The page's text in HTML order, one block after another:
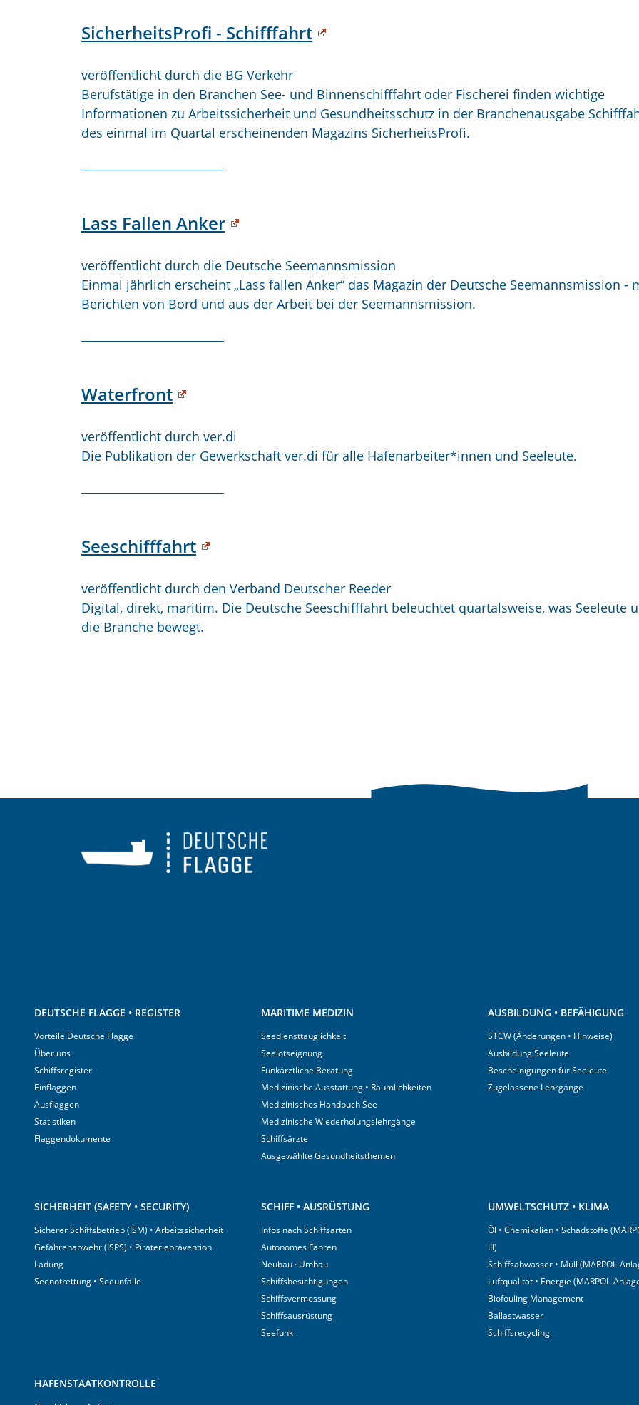
SicherheitsProfi - Schifffahrt
veröffentlicht durch die BG Verkehr
Berufstätige in den Branchen See- und Binnenschifffahrt oder Fischerei finden wichtige
Informationen zu Arbeitssicherheit und Gesundheitsschutz in der Branchenausgabe
des einmal im Quartal erscheinenden Magazins SicherheitsProfi.
Lass Fallen Anker
veröffentlicht durch die Deutsche Seemannsmission
Einmal jährlich erscheint „Lass fallen Anker“ das Magazin der Deutsche Seemannsmission -
Berichten von Bord und aus der Arbeit bei der Seemannsmission.
Waterfront
veröffentlicht durch ver.di
Die Publikation der Gewerkschaft ver.di für alle Hafenarbeiter*innen und Seeleute.
Seeschifffahrt
veröffentlicht durch den Verband Deutscher Reeder
Digital, direkt, maritim. Die Deutsche Seeschifffahrt beleuchtet quartalsweise, was Seeleute
die Branche bewegt.
DEUTSCHE FLAGGE • REGISTER
Vorteile Deutsche Flagge
Über uns
Schiffsregister
Einflaggen
Ausflaggen
Statistiken
Flaggendokumente
MARITIME MEDIZIN
Seediensttauglichkeit
Seelotseignung
Funkärztliche Beratung
Medizinische Ausstattung • Räumlichkeiten
Medizinisches Handbuch See
Medizinische Wiederholungslehrgänge
Schiffsärzte
Ausgewählte Gesundheitsthemen
AUSBILDUNG • BEFÄHIGUNG
STCW (Änderungen • Hinweise)
Ausbildung Seeleute
Bescheinigungen für Seeleute
Zugelassene Lehrgänge
SICHERHEIT (SAFETY • SECURITY)
Sicherer Schiffsbetrieb (ISM) • Arbeitssicherheit
Gefahrenabwehr (ISPS) • Piraterieprävention
Ladung
Seenotrettung • Seeunfälle
SCHIFF • AUSRÜSTUNG
Infos nach Schiffsarten
Autonomes Fahren
Neubau · Umbau
Schiffsbesichtigungen
Schiffsvermessung
Schiffsausrüstung
Seefunk
UMWELTSCHUTZ • KLIMA
Öl • Chemikalien • Schadstoffe
III)
Schiffsabwasser • Müll (MARPOL-
Luftqualität • Energie (MARPOL-
Biofouling Management
Ballastwasser
Schiffsrecycling
HAFENSTAATKONTROLLE